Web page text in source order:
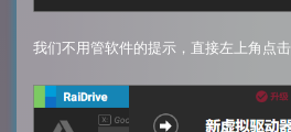
我们不用管软件的提示，直接左上角点击